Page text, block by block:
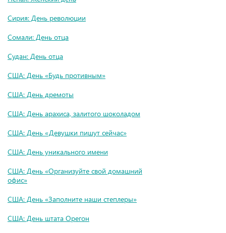
Сирия: День революции
Сомали: День отца
Судан: День отца
США: День «Будь противным»
США: День дремоты
США: День арахиса, залитого шоколадом
США: День «Девушки пишут сейчас»
США: День уникального имени
США: День «Организуйте свой домашний
офис»
США: День «Заполните наши степлеры»
США: День штата Орегон